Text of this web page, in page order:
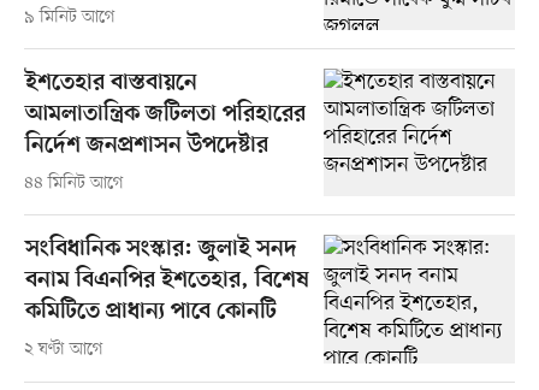
৯ মিনিট আগে
ইশতেহার বাস্তবায়নে
আমলাতান্ত্রিক জটিলতা পরিহারের
নির্দেশ জনপ্রশাসন উপদেষ্টার
৪৪ মিনিট আগে
সংবিধানিক সংস্কার: জুলাই সনদ
বনাম বিএনপির ইশতেহার, বিশেষ
কমিটিতে প্রাধান্য পাবে কোনটি
২ ঘণ্টা আগে